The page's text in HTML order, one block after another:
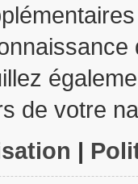
de votre
|